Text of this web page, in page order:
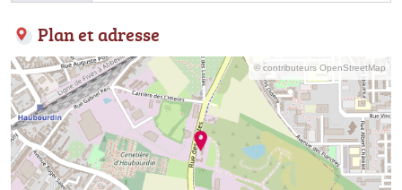
Plan et adresse
© contributeurs OpenStreetMap